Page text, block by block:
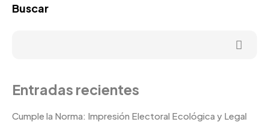
Buscar
Entradas recientes
Cumple la Norma: Impresión Electoral Ecológica y Legal